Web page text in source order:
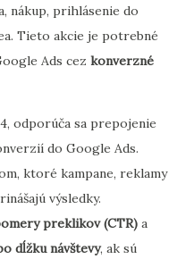
nákup, prihlásenie do
Tieto akcie je potrebné
Ads cez konverzné
odporúča sa prepojenie
do Google Ads.
ktoré kampane, reklamy
výsledky.
preklikov (CTR) a
dĺžku návštevy, ak sú